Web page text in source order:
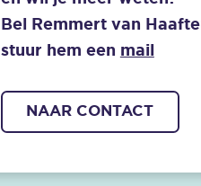
Bel Remmert van
stuur hem een mail
NAAR CONTACT